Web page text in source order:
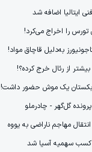
ایتالیا اضافه شد
تورس را اخراج می‌کرد!
به‌دلیل قاچاق مواد!
بیشتر از رئال خرج کرده؟!
ازبکستان یک موش حضور داشت!
گل‌گهر - چادرملو
انتقال مهاجم ناراضی به یووه
کسب سهمیه آسیا شد